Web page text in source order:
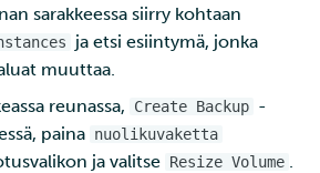
Opettele pilvilaskentaa
kehittämällä ja
verkkosovellus
Monivaiheinen
sarakkeessa siirry kohtaan
ja etsi esiintymä, jonka
muuttaa.
reunassa,
Create Backup -
paina nuolikuvaketta
ja valitse Resize Volume .